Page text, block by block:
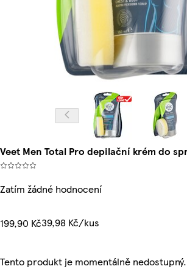
Veet Men Total Pro depilační krém do
Zatím žádné hodnocení
199,90 Kč39,98 Kč/kus
Tento produkt je momentálně nedostupný.